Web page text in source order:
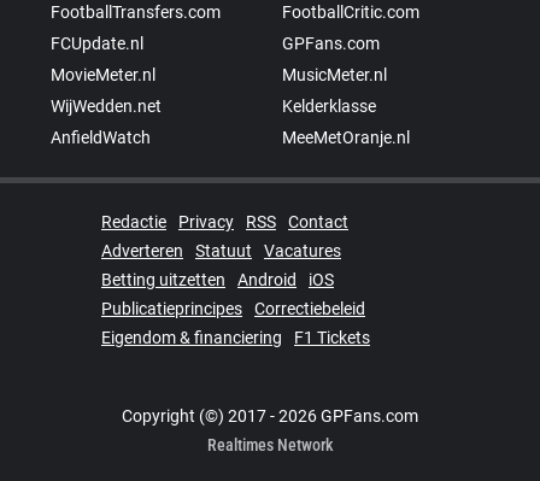
FootballTransfers.com
FootballCritic.com
FCUpdate.nl
GPFans.com
MovieMeter.nl
MusicMeter.nl
WijWedden.net
Kelderklasse
AnfieldWatch
MeeMetOranje.nl
Redactie Privacy RSS
Contact
Adverteren
Statuut
Vacatures
Betting uitzetten
Android
iOS
Publicatieprincipes
Correctiebeleid
Eigendom & financiering
F1 Tickets
Copyright (©) 2017 - 2026 GPFans.com
Realtimes Network